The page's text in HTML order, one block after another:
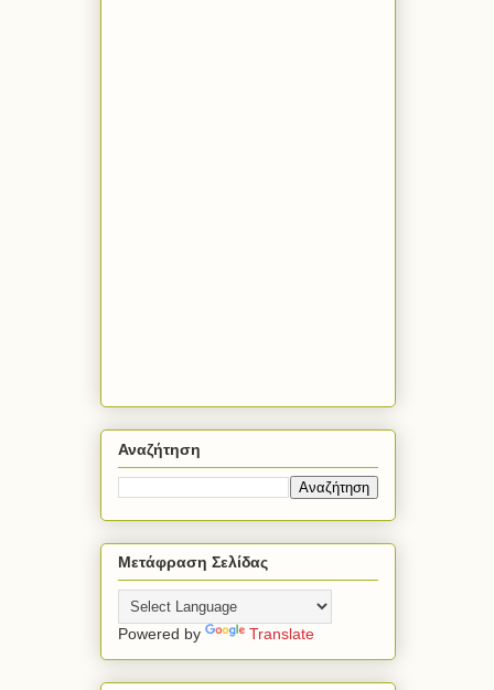
Αναζήτηση
Μετάφραση Σελίδας
Powered by Translate